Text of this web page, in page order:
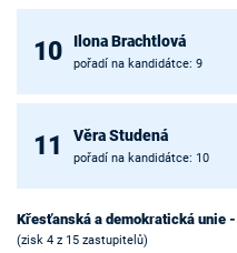
10 Ilona Brachtlová
pořadí na kandidátce: 9
11 Věra Studená
pořadí na kandidátce: 10
Křesťanská a demokratická unie
(zisk 4 z 15 zastupitelů)